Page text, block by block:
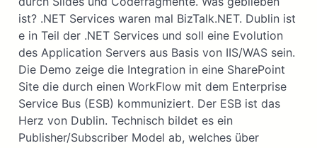
ist? .NET Services waren mal BizTalk.NET. Dublin ist
e in Teil der .NET Services und soll eine Evolution
des Application Servers aus Basis von IIS/WAS sein.
Die Demo zeige die Integration in eine SharePoint
Site die durch einen WorkFlow mit dem Enterprise
Service Bus (ESB) kommuniziert. Der ESB ist das
Herz von Dublin. Technisch bildet es ein
Publisher/Subscriber Model ab, welches über